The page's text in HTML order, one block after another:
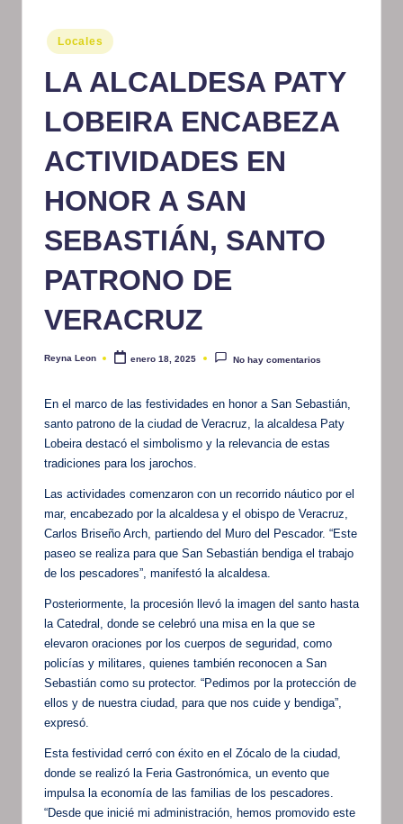
m
at
iv
o
Publicado
en
Locales
LA ALCALDESA PATY
LOBEIRA ENCABEZA
ACTIVIDADES EN
HONOR A SAN
SEBASTIÁN, SANTO
PATRONO DE
VERACRUZ
Publicado
Reyna Leon enero 18, 2025 No hay comentarios
En el marco de las festividades en honor a San Sebastián,
santo patrono de la ciudad de Veracruz, la alcaldesa Paty
Lobeira destacó el simbolismo y la relevancia de estas
tradiciones para los jarochos.
Las actividades comenzaron con un recorrido náutico por el
mar, encabezado por la alcaldesa y el obispo de Veracruz,
Carlos Briseño Arch, partiendo del Muro del Pescador. “Este
paseo se realiza para que San Sebastián bendiga el trabajo
de los pescadores”, manifestó la alcaldesa.
Posteriormente, la procesión llevó la imagen del santo hasta
la Catedral, donde se celebró una misa en la que se
elevaron oraciones por los cuerpos de seguridad, como
policías y militares, quienes también reconocen a San
Sebastián como su protector. “Pedimos por la protección de
ellos y de nuestra ciudad, para que nos cuide y bendiga”,
expresó.
Esta festividad cerró con éxito en el Zócalo de la ciudad,
donde se realizó la Feria Gastronómica, un evento que
impulsa la economía de las familias de los pescadores.
“Desde que inicié mi administración, hemos promovido este